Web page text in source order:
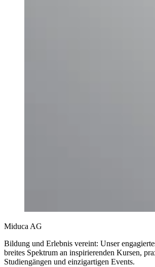
Miduca AG
Bildung und Erlebnis vereint: Unser
breites Spektrum an inspirierenden Kursen,
Studiengängen und einzigartigen Events.